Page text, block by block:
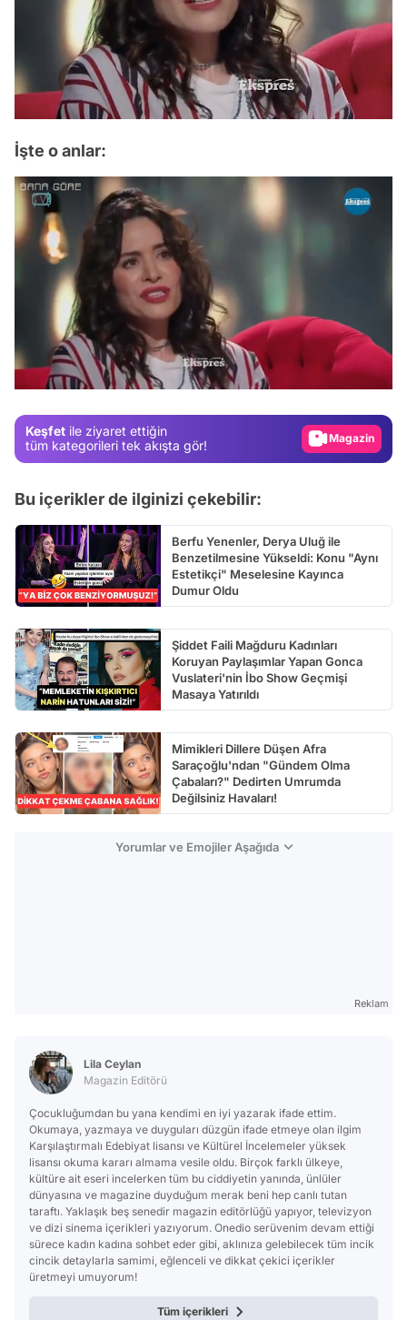
İşte o anlar:
/
Keşfet ile ziyaret ettiğin
tüm kategorileri tek akışta gör!
Test
Gündem
Video
Bu içerikler de ilginizi çekebilir:
Berfu Yenenler, Derya Uluğ ile
Benzetilmesine Yükseldi: Konu "Aynı
Estetikçi" Meselesine Kayınca
Dumur Oldu
Şiddet Faili Mağduru Kadınları
Koruyan Paylaşımlar Yapan Gonca
Vuslateri'nin İbo Show Geçmişi
Masaya Yatırıldı
Mimikleri Dillere Düşen Afra
Saraçoğlu'ndan "Gündem Olma
Çabaları?" Dedirten Umrumda
Değilsiniz Havaları!
Yorumlar ve Emojiler Aşağıda
Reklam
Lila Ceylan
Magazin Editörü
Çocukluğumdan bu yana kendimi en iyi yazarak ifade ettim.
Okumaya, yazmaya ve duyguları düzgün ifade etmeye olan ilgim
Karşılaştırmalı Edebiyat lisansı ve Kültürel İncelemeler yüksek
lisansı okuma kararı almama vesile oldu. Birçok farklı ülkeye,
kültüre ait eseri incelerken tüm bu ciddiyetin yanında, ünlüler
dünyasına ve magazine duyduğum merak beni hep canlı tutan
taraftı. Yaklaşık beş senedir magazin editörlüğü yapıyor, televizyon
ve dizi sinema içerikleri yazıyorum. Onedio serüvenim devam ettiği
sürece kadın kadına sohbet eder gibi, aklınıza gelebilecek tüm incik
cincik detaylarla samimi, eğlenceli ve dikkat çekici içerikler
üretmeyi umuyorum!
Tüm içerikleri